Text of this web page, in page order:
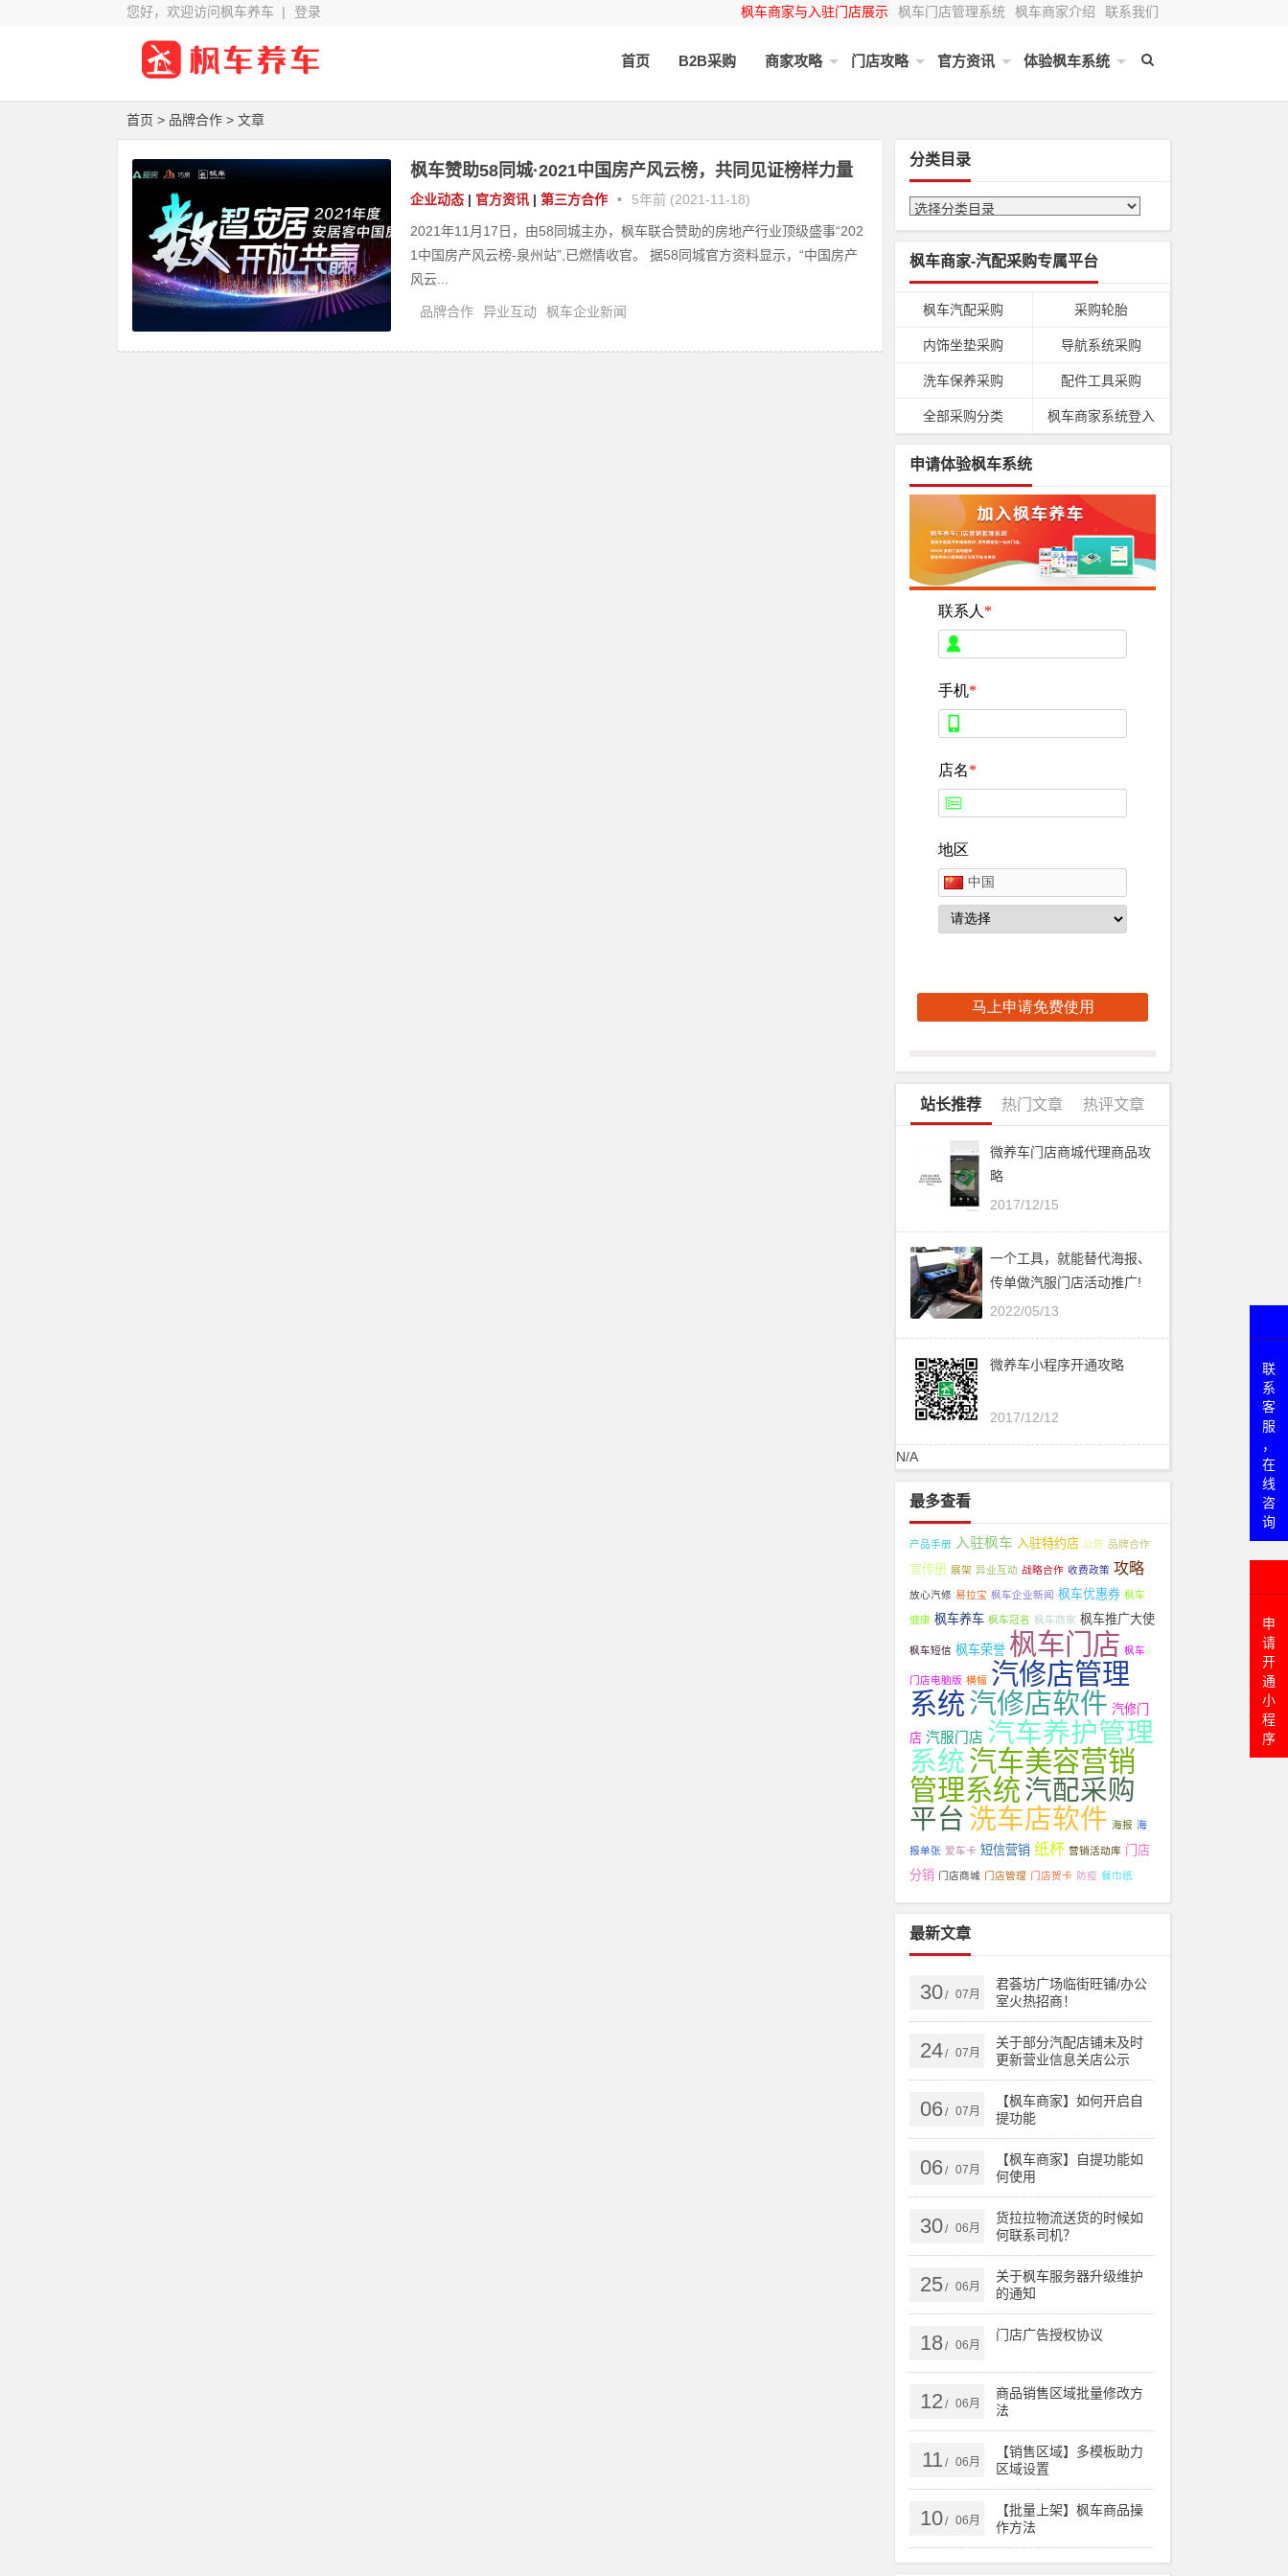
您好，欢迎访问枫车养车 | 登录 枫车商家与入驻门店展示 枫车门店管理系统 枫车商家介绍 联系我们
首页 B2B采购 商家攻略 门店攻略 官方资讯 体验枫车系统
首页 > 品牌合作 > 文章
枫车赞助58同城·2021中国房产风云榜，共同见证榜样力量
企业动态 | 官方资讯 | 第三方合作 • 5年前 (2021-11-18)
2021年11月17日，由58同城主办，枫车联合赞助的房地产行业顶级盛事“202
1中国房产风云榜-泉州站”,已燃情收官。 据58同城官方资料显示，“中国房产
风云...
品牌合作 异业互动 枫车企业新闻
分类目录
枫车商家-汽配采购专属平台
枫车汽配采购 采购轮胎
内饰坐垫采购 导航系统采购
洗车保养采购 配件工具采购
全部采购分类 枫车商家系统登入
申请体验枫车系统
站长推荐 热门文章 热评文章
微养车门店商城代理商品攻
略
2017/12/15
一个工具，就能替代海报、
传单做汽服门店活动推广!
2022/05/13
微养车小程序开通攻略
2017/12/12
N/A
最多查看
产品手册 入驻枫车 入驻特约店 公告 品牌合作
宣传册 展架 异业互动 战略合作 收费政策 攻略
放心汽修 易拉宝 枫车企业新闻 枫车优惠券 枫车
健康 枫车养车 枫车冠名 枫车商家 枫车推广大使
枫车短信 枫车荣誉 枫车门店 枫车
门店电脑版 横幅 汽修店管理
系统汽修店软件 汽修门
店 汽服门店 汽车养护管理
系统汽车美容营销
管理系统汽配采购
平台 洗车店软件 海报 海
报单张 爱车卡 短信营销 纸杯 营销活动库 门店
分销 门店商城 门店管理 门店贺卡 防疫 餐巾纸
最新文章
30/ 07月
君荟坊广场临街旺铺/办公
室火热招商！
24/ 07月
关于部分汽配店铺未及时
更新营业信息关店公示
06/ 07月
【枫车商家】如何开启自
提功能
06/ 07月
【枫车商家】自提功能如
何使用
30/ 06月
货拉拉物流送货的时候如
何联系司机？
25/ 06月
关于枫车服务器升级维护
的通知
18/ 06月
门店广告授权协议
12 / 06月
商品销售区域批量修改方
法
11 / 06月
【销售区域】多模板助力
区域设置
10/ 06月
【批量上架】枫车商品操
作方法
联
系
客
服
，
在
线
咨
询
申
请
开
通
小
程
序